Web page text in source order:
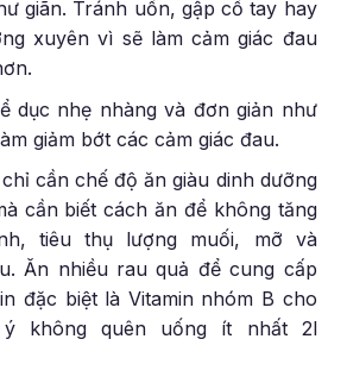
giãn. Tránh uốn, gập cổ tay hay
xuyên vì sẽ làm cảm giác đau
dục nhẹ nhàng và đơn giản như
giảm bớt các cảm giác đau.
cần chế độ ăn giàu dinh dưỡng
cần biết cách ăn để không tăng
tiêu thụ lượng muối, mỡ và
Ăn nhiều rau quả để cung cấp
đặc biệt là Vitamin nhóm B cho
không quên uống ít nhất 2l